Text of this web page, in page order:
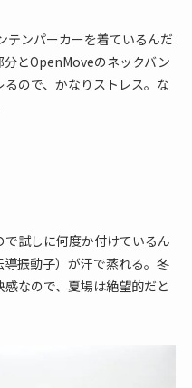
テンパーカーを着ているんだ
とOpenMoveのネックバン
ので、かなりストレス。な
試しに何度か付けているん
振動子）が汗で蒸れる。冬
なので、夏場は絶望的だと